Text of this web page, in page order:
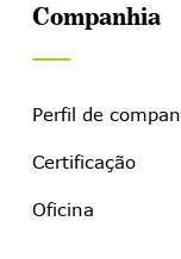
Companhia
Perfil de
Certificação
Oficina